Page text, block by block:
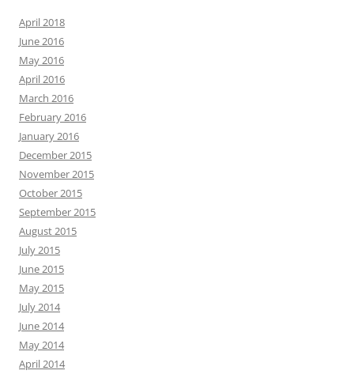
April 2018
June 2016
May 2016
April 2016
March 2016
February 2016
January 2016
December 2015
November 2015
October 2015
September 2015
August 2015
July 2015
June 2015
May 2015
July 2014
June 2014
May 2014
April 2014